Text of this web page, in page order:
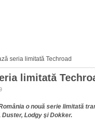
seria limitată Techroad
limitată
o nouă serie limitată
Duster, Lodgy şi Dokker.